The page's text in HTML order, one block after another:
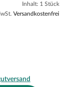
Inhalt: 1 Stück
Versandkostenfrei